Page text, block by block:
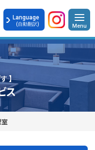
Language
(自動翻訳)
】
ス